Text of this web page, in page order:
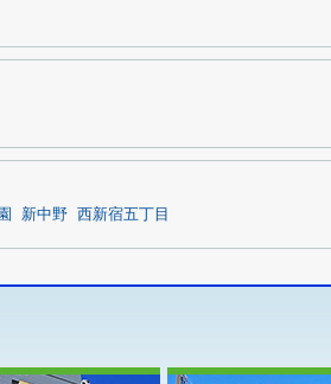
新中野 西新宿五丁目